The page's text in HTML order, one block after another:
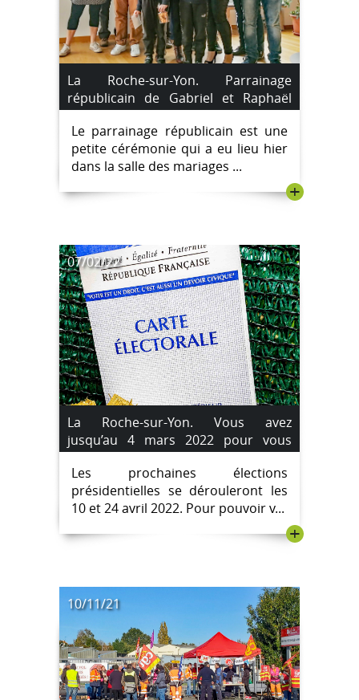
La Roche-sur-Yon. Parrainage
républicain de Gabriel et Raphaël
Saroyan.
Le parrainage républicain est une
petite cérémonie qui a eu lieu hier
dans la salle des mariages ...
+
07/02/22
La Roche-sur-Yon. Vous avez
jusqu’au 4 mars 2022 pour vous
inscrire sur les listes électorales.
Les prochaines élections
présidentielles se dérouleront les
10 et 24 avril 2022. Pour pouvoir v...
+
10/11/21